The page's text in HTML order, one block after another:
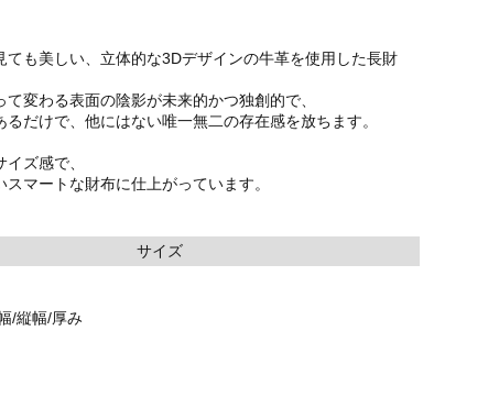
ても美しい、立体的な3Dデザインの牛革を使用した長財
て変わる表面の陰影が未来的かつ独創的で、
るだけで、他にはない唯一無二の存在感を放ちます。
ズ感で、
スマートな財布に仕上がっています。
サイズ
/縦幅/厚み